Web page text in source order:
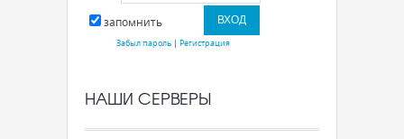
запомнить
Забыл пароль| Регистрация
НАШИ СЕРВЕРЫ